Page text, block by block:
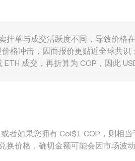
挂单与成交活跃度不同，导致价格
格冲击，因而报价更贴近全球共识
成交，再折算为 COP，因此
者如果您拥有 Col$1 COP，则相当
价格，确切金额可能会因市场波动